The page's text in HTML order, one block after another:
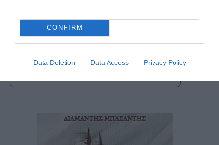
CONFIRM
Data Deletion Data Access Privacy Policy